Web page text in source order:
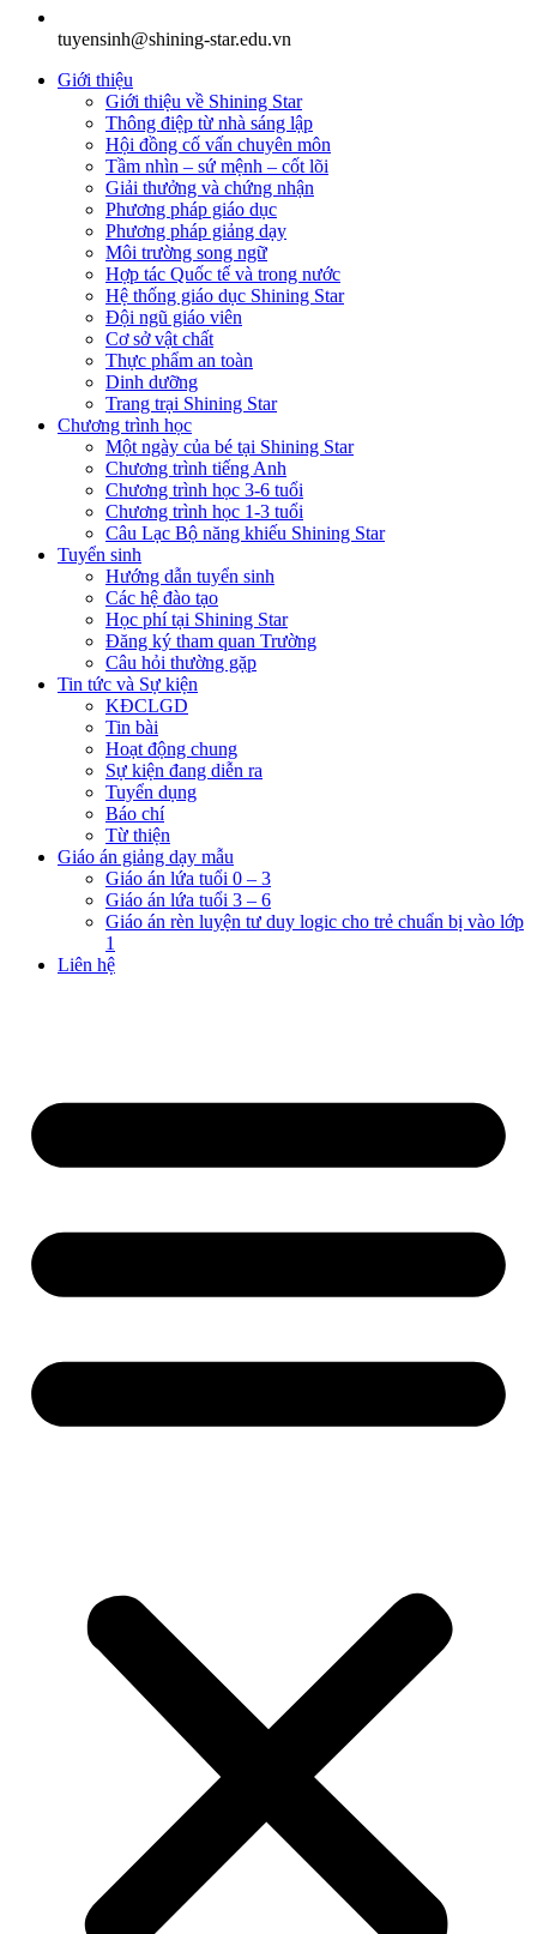
tuyensinh@shining-star.edu.vn
Giới thiệu
Giới thiệu về Shining Star
Thông điệp từ nhà sáng lập
Hội đồng cố vấn chuyên môn
Tầm nhìn – sứ mệnh – cốt lõi
Giải thưởng và chứng nhận
Phương pháp giáo dục
Phương pháp giảng dạy
Môi trường song ngữ
Hợp tác Quốc tế và trong nước
Hệ thống giáo dục Shining Star
Đội ngũ giáo viên
Cơ sở vật chất
Thực phẩm an toàn
Dinh dưỡng
Trang trại Shining Star
Chương trình học
Một ngày của bé tại Shining Star
Chương trình tiếng Anh
Chương trình học 3-6 tuổi
Chương trình học 1-3 tuổi
Câu Lạc Bộ năng khiếu Shining Star
Tuyển sinh
Hướng dẫn tuyển sinh
Các hệ đào tạo
Học phí tại Shining Star
Đăng ký tham quan Trường
Câu hỏi thường gặp
Tin tức và Sự kiện
KĐCLGD
Tin bài
Hoạt động chung
Sự kiện đang diễn ra
Tuyển dụng
Báo chí
Từ thiện
Giáo án giảng dạy mẫu
Giáo án lứa tuổi 0 – 3
Giáo án lứa tuổi 3 – 6
Giáo án rèn luyện tư duy logic cho trẻ chuẩn bị vào lớp
1
Liên hệ